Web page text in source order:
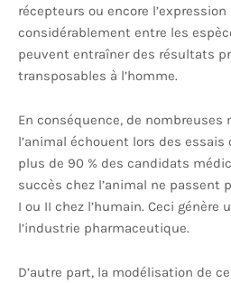
récepteurs ou encore
considérablement entre les
peuvent entraîner des résultats
transposables à l’homme.
En conséquence, de
l’animal échouent lors des
plus de 90 % des candidats
succès chez l’animal ne passent
I ou II chez l’humain. Ceci
l’industrie pharmaceutique.
D’autre part, la modélisation de